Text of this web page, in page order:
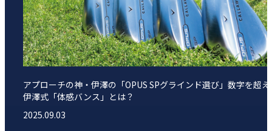
アプローチの神・伊澤の「OPUS SPグラインド選び」数字を超
伊澤式「体感バンス」とは？
2025.09.03